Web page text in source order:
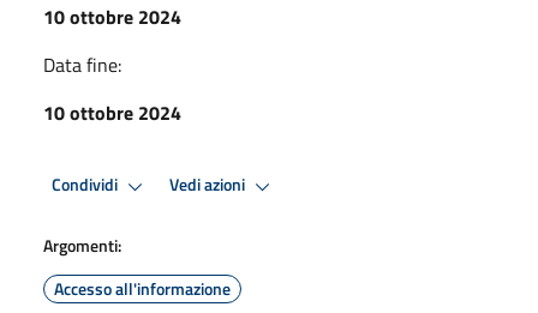
10 ottobre 2024
Data fine:
10 ottobre 2024
Condividi Vedi azioni
Argomenti:
Accesso all'informazione